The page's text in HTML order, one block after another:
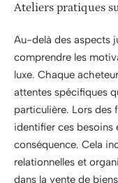
Ateliers pratiques
Au-delà des aspects
comprendre les
luxe. Chaque
attentes spécifiques
particulière. Lors des
identifier ces besoins
conséquence. Cela
relationnelles et
dans la vente de